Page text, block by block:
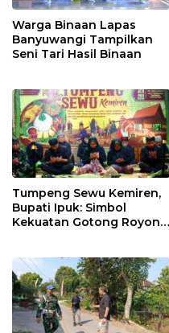
Warga Binaan Lapas
Banyuwangi Tampilkan
Seni Tari Hasil Binaan
Tumpeng Sewu Kemiren,
Bupati Ipuk: Simbol
Kekuatan Gotong Royong